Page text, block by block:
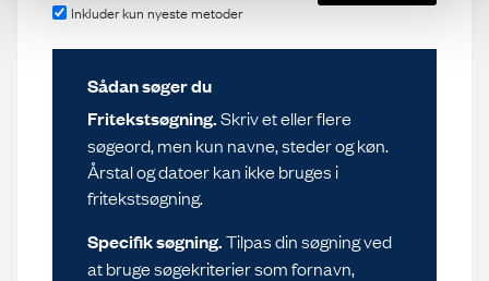
Inkluder kun nyeste metoder
Sådan søger du
Fritekstsøgning.Skriv et eller flere
søgeord, men kun navne, steder og køn.
Årstal og datoer kan ikke bruges i
fritekstsøgning.
Specifik søgning.Tilpas din søgning ved
at bruge søgekriterier som fornavn,